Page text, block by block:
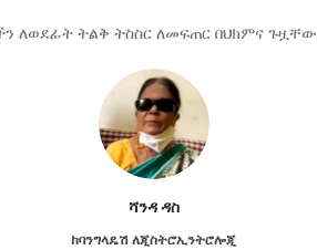
ለወደፊት ትልቅ ትስስር ለመፍጠር በህክምና
ሻንዳ ዳስ
ከባንግላዴሽ ለጂስትሮኢንትሮሎጂ